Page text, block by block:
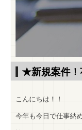
★新規案件！
こんにちは！！
今年も今日で仕事納